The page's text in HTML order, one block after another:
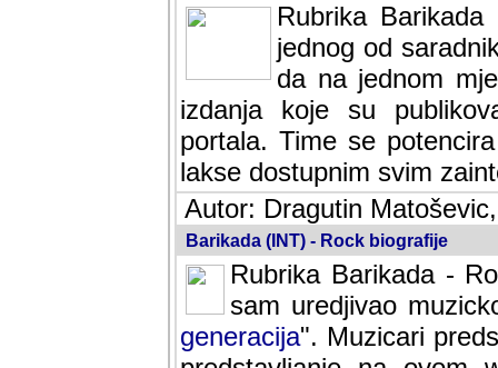
Rubrika
jednog od
da na jednom
izdanja koje su
portala. Time se
lakse dostupnim svim
Autor: Dragutin
Barikada (INT) - Rock biografije
Rubrika Barikada -
sam uredjivao
generacija". Muzicari